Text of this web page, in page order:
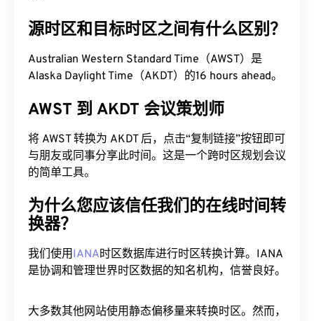
源时区和目标时区之间有什么区别？
Australian Western Standard Time（AWST）是
Alaska Daylight Time（AKDT）的16 hours ahead。
AWST 到 AKDT 会议策划师
将 AWST 转换为 AKDT 后，点击“复制链接”按钮即可
与朋友或同事分享此时间。这是一个跨时区规划会议
的简单工具。
为什么您应该信任我们的在线时间转
换器？
我们使用IANA时区数据库进行时区转换计算。IANA
是协调和管理世界时区数据的知名机构，信誉良好。
大多数其他网站使用静态偏移量来转换时区。然而，